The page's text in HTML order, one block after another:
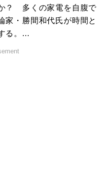
？ 多くの家電を自腹で
家・勝間和代氏が時間と
る。...